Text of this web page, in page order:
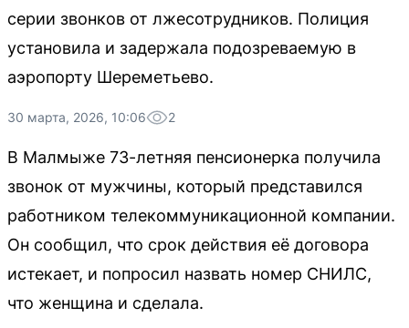
серии звонков от лжесотрудников. Полиция
установила и задержала подозреваемую в
аэропорту Шереметьево.
30 марта, 2026, 10:06 2
В Малмыже 73-летняя пенсионерка получила
звонок от мужчины, который представился
работником телекоммуникационной компании.
Он сообщил, что срок действия её договора
истекает, и попросил назвать номер СНИЛС,
что женщина и сделала.